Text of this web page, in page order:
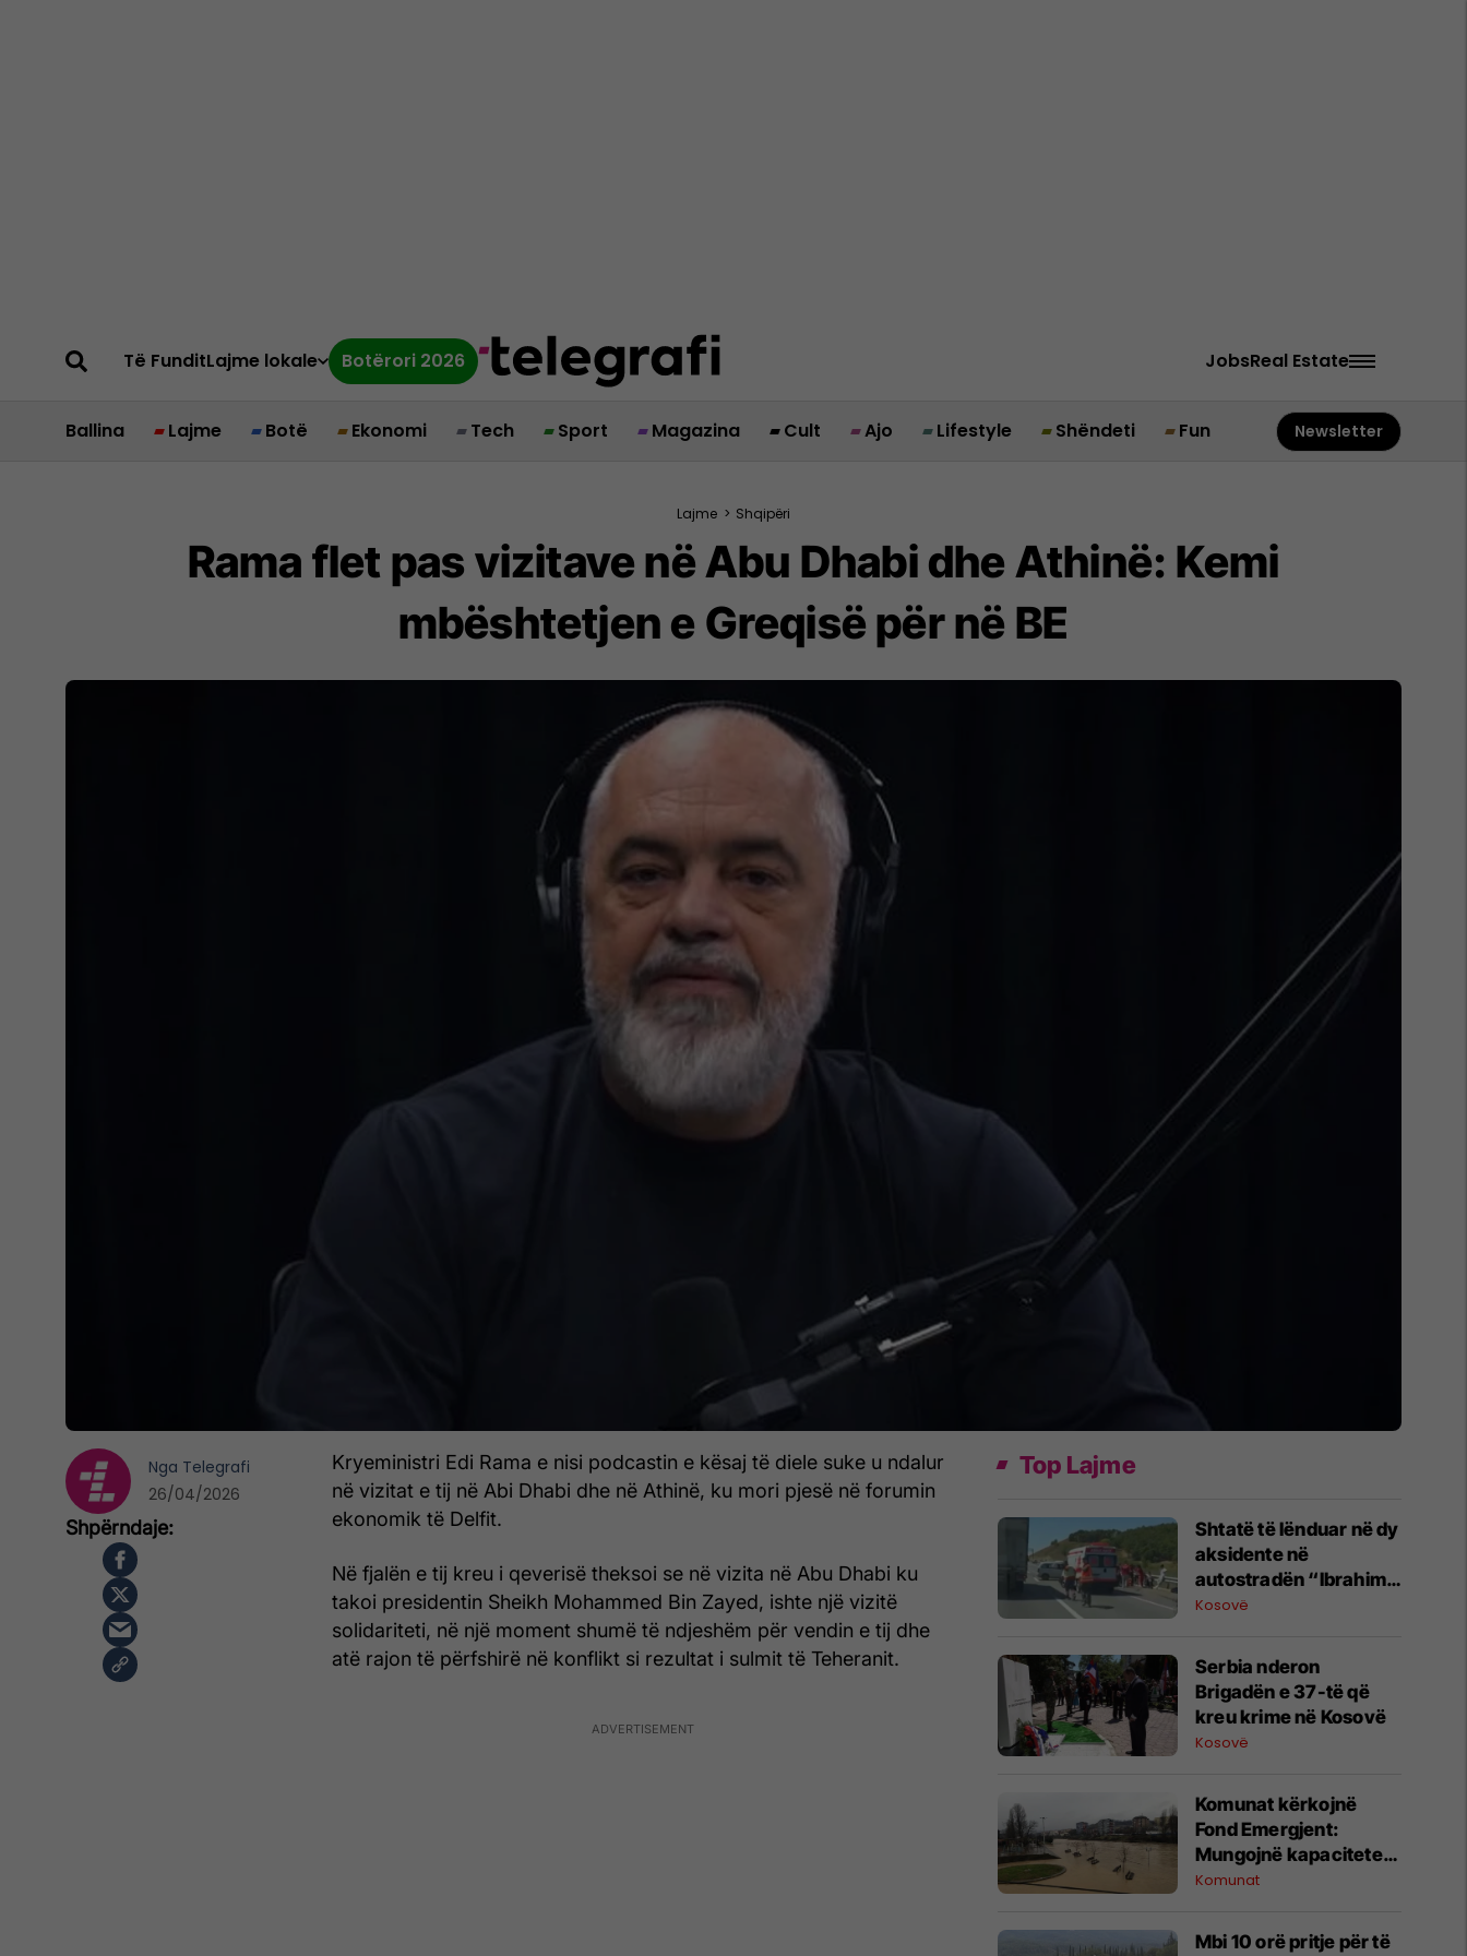
Të FunditLajme lokale Botërori 2026 JobsReal Estate
Ballina Lajme Botë Ekonomi Tech Sport Magazina Cult Ajo Lifestyle Shëndeti Fun Newsletter
Lajme > Shqipëri
Rama flet pas vizitave në Abu Dhabi dhe Athinë: Kemi
mbështetjen e Greqisë për në BE
Kryeministri Edi Rama e nisi podcastin e kësaj të diele suke u ndalur
në vizitat e tij në Abi Dhabi dhe në Athinë, ku mori pjesë në forumin
ekonomik të Delfit.
Në fjalën e tij kreu i qeverisë theksoi se në vizita në Abu Dhabi ku
takoi presidentin Sheikh Mohammed Bin Zayed, ishte një vizitë
solidariteti, në një moment shumë të ndjeshëm për vendin e tij dhe
atë rajon të përfshirë në konflikt si rezultat i sulmit të Teheranit.
Nga Telegrafi
26/04/2026
Top Lajme
Shtatë të lënduar në dy
aksidente në
autostradën “Ibrahim
Rugova”
Kosovë
​Serbia nderon
Brigadën e 37-të që
kreu krime në Kosovë
Kosovë
Komunat kërkojnë
Fond Emergjent:
Mungojnë kapacitetet
financiare për
dhe fatkeqësive
Komunat
Mbi 10 orë pritje për të